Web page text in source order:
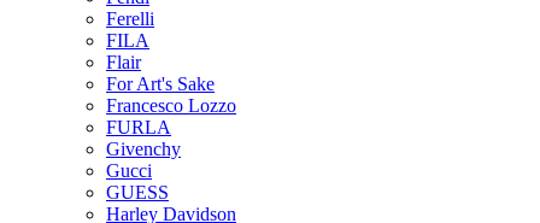
Ferelli
FILA
Flair
For Art's Sake
Francesco Lozzo
FURLA
Givenchy
Gucci
GUESS
Harley Davidson